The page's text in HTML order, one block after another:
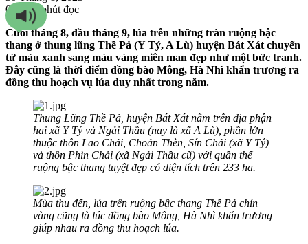
0 1432 phút đọc
Cuối tháng 8, đầu tháng 9, lúa trên những tràn ruộng bậc
thang ở thung lũng Thề Pả (Y Tý, A Lù) huyện Bát Xát chuyển
từ màu xanh sang màu vàng miên man đẹp như một bức tranh.
Đây cũng là thời điểm đồng bào Mông, Hà Nhì khẩn trương ra
đồng thu hoạch vụ lúa duy nhất trong năm.
Thung Lũng Thề Pả, huyện Bát Xát nằm trên địa phận
hai xã Y Tý và Ngải Thầu (nay là xã A Lù), phần lớn
thuộc thôn Lao Chải, Choản Thèn, Sín Chải (xã Y Tý)
và thôn Phìn Chải (xã Ngải Thầu cũ) với quần thể
ruộng bậc thang tuyệt đẹp có diện tích trên 233 ha.
Mùa thu đến, lúa trên ruộng bậc thang Thề Pả chín
vàng cũng là lúc đồng bào Mông, Hà Nhì khẩn trương
giúp nhau ra đồng thu hoạch lúa.